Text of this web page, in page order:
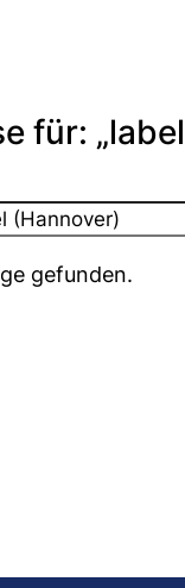
für:
gefunden.